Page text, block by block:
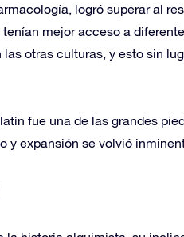
logró superar al
mejor acceso a
otras culturas, y esto sin
fue una de las grandes
y expansión se volvió